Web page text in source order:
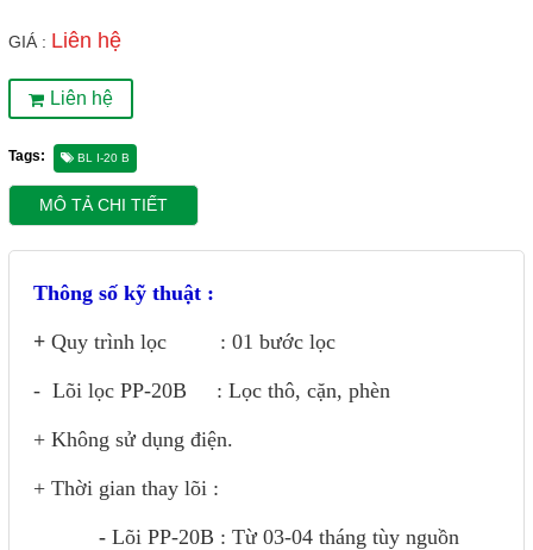
GIÁ : Liên hệ
Liên hệ
Tags: BL I-20 B
MÔ TẢ CHI TIẾT
Thông số kỹ thuật :
+ Quy trình lọc : 01 bước lọc
- Lõi lọc PP-20B : Lọc thô, cặn, phèn
+ Không sử dụng điện.
+ Thời gian thay lõi :
- Lõi PP-20B : Từ 03-04 tháng tùy nguồn